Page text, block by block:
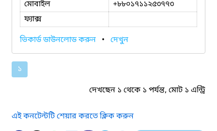
মোবাইল
+৮৮০১৭১১২৫৩৭৭৩
ফ্যাক্স
ভিকার্ড ডাউনলোড করুন • দেখুন
১
দেখছেন ১ থেকে ১ পর্যন্ত, মোট ১ এন্ট্রি
এই কনটেন্টটি শেয়ার করতে ক্লিক করুন